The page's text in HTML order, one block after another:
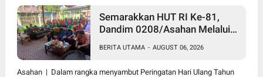
Semarakkan HUT RI Ke-81,
Dandim 0208/Asahan Melalui
Darah di Kantor Kemenag
Asahan
BERITA UTAMA - AUGUST 06, 2026
Asahan | Dalam rangka menyambut Peringatan Hari Ulang Tahun